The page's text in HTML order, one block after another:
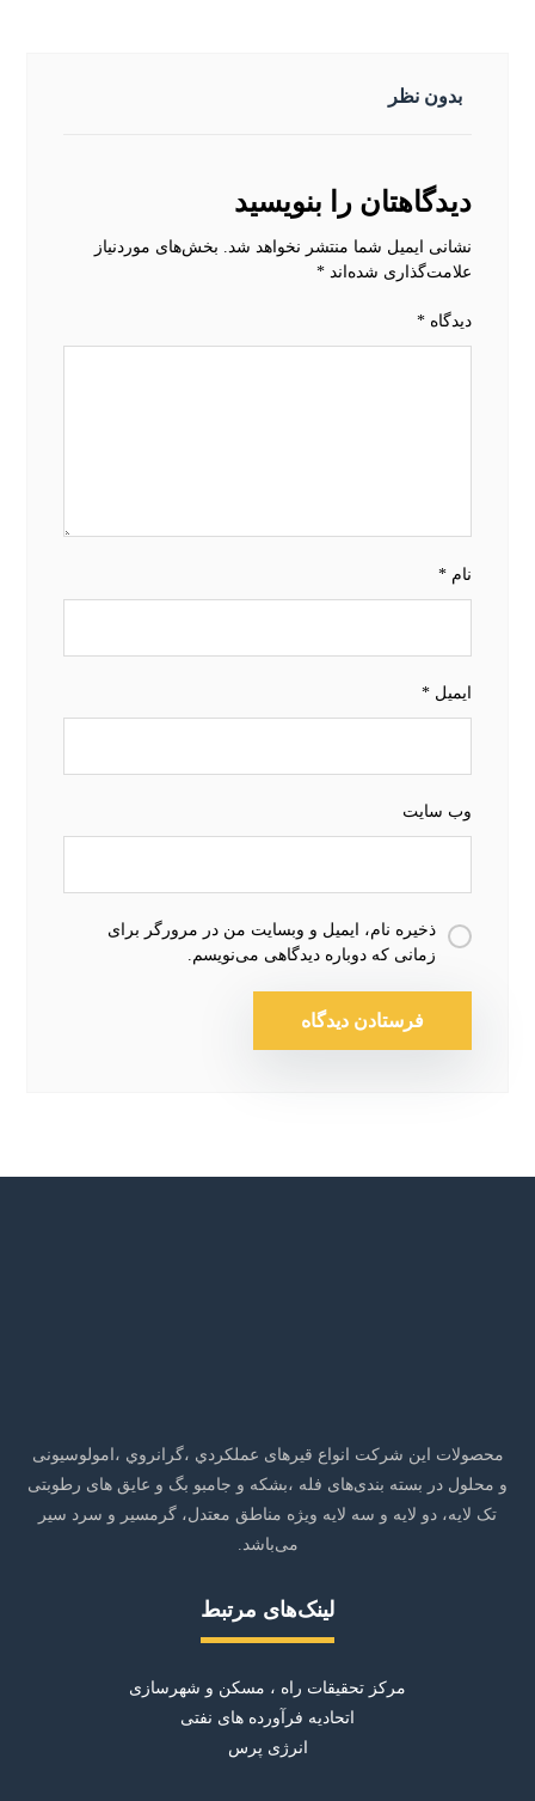
بدون نظر
دیدگاهتان را بنویسید
نشانی ایمیل شما منتشر نخواهد شد.
بخش‌های موردنیاز
علامت‌گذاری شده‌اند*
دیدگاه*
نام*
ایمیل*
وب‌ سایت
ذخیره نام، ایمیل و وبسایت من در مرورگر برای
زمانی که دوباره دیدگاهی می‌نویسم.
محصولات این شرکت انواع قیرهای عملکردي ،گرانروي ،امولوسیونی
و محلول در بسته بندی‌های فله ،بشکه و جامبو بگ و عایق های رطوبتی
تک لایه، دو لایه و سه لایه ویژه مناطق معتدل، گرمسیر و سرد سیر
می‌باشد.
لینک‌های مرتبط
مرکز تحقیقات راه ، مسکن و شهرسازی
اتحادیه فرآورده های نفتی
انرژی پرس